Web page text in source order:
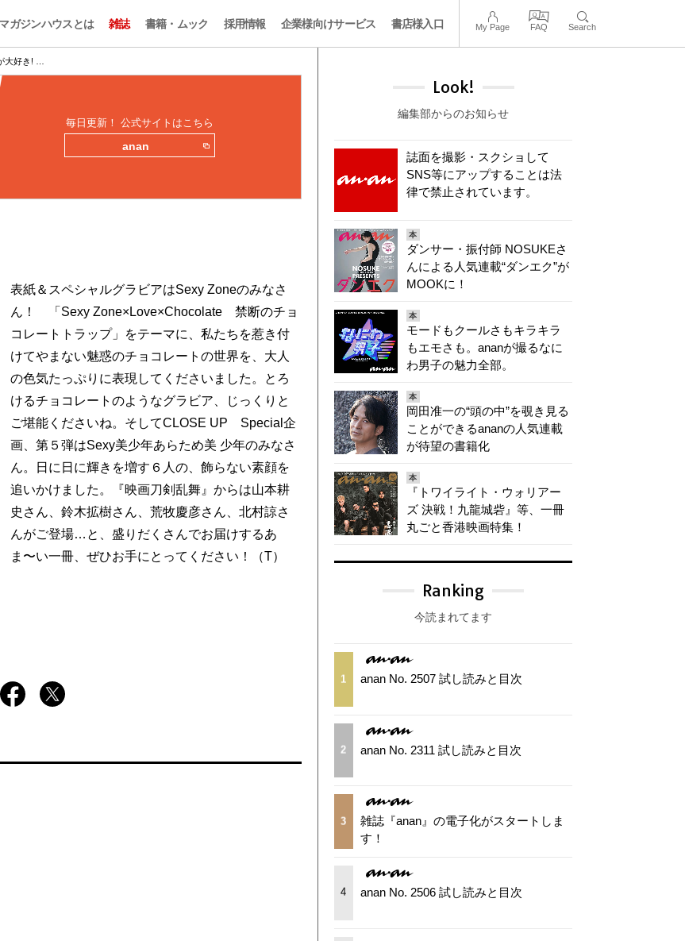
マガジンハウスとは 雑誌 書籍・ムック 採用情報 企業様向けサービス 書店様入口 My Page FAQ Search
大好き! …
毎日更新！ 公式サイトはこちら
anan
表紙＆スペシャルグラビアはSexy Zoneのみなさ
ん！ 「Sexy Zone×Love×Chocolate 禁断のチョ
コレートトラップ」をテーマに、私たちを惹き付
けてやまない魅惑のチョコレートの世界を、大人
の色気たっぷりに表現してくださいました。とろ
けるチョコレートのようなグラビア、じっくりと
ご堪能くださいね。そしてCLOSE UP Special企
画、第５弾はSexy美少年あらため美 少年のみなさ
ん。日に日に輝きを増す６人の、飾らない素顔を
追いかけました。『映画刀剣乱舞』からは山本耕
史さん、鈴木拡樹さん、荒牧慶彦さん、北村諒さ
んがご登場…と、盛りだくさんでお届けするあ
ま〜い一冊、ぜひお手にとってください！（T）
Look!
編集部からのお知らせ
誌面を撮影・スクショして
SNS等にアップすることは法
律で禁止されています。
本
ダンサー・振付師 NOSUKEさ
んによる人気連載“ダンエク”が
MOOKに！
本
モードもクールさもキラキラ
もエモさも。ananが撮るなに
わ男子の魅力全部。
本
岡田准一の“頭の中”を覗き見る
ことができるananの人気連載
が待望の書籍化
本
『トワイライト・ウォリアー
ズ 決戦！九龍城砦』等、一冊
丸ごと香港映画特集！
Ranking
今読まれてます
1 anan No. 2507 試し読みと目次
2 anan No. 2311 試し読みと目次
3
雑誌『anan』の電子化がスタートしま
す！
4 anan No. 2506 試し読みと目次